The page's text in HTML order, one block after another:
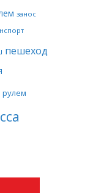
занос
пешеход